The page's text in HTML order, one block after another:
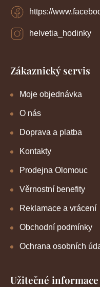
https://
helvetia_hodinky
Zákaznický servis
Moje objednávka
O nás
Doprava a platba
Kontakty
Prodejna Olomouc
Věrnostní benefity
Reklamace a vrácení
Obchodní podmínky
Ochrana osobních
Užitečné informace